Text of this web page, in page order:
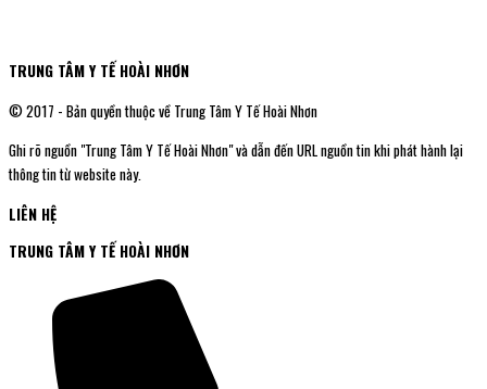
TRUNG TÂM Y TẾ HOÀI NHƠN
© 2017 - Bản quyền thuộc về Trung Tâm Y Tế Hoài Nhơn
Ghi rõ nguồn "Trung Tâm Y Tế Hoài Nhơn" và dẫn đến URL nguồn tin khi phát hành lại
thông tin từ website này.
LIÊN HỆ
TRUNG TÂM Y TẾ HOÀI NHƠN